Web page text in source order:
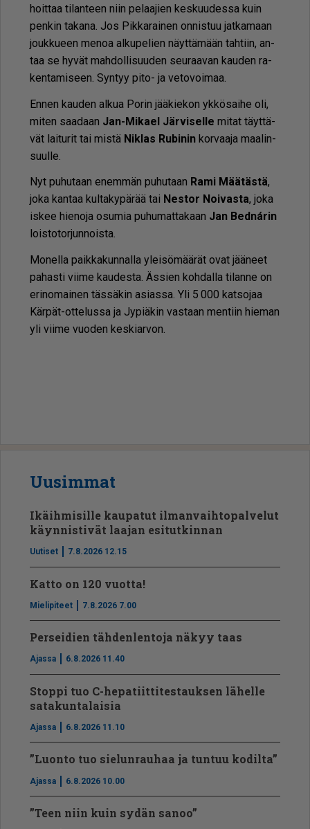
hoit­taa ti­lan­teen niin pe­laa­jien kes­kuu­des­sa kuin
pen­kin ta­ka­na. Jos Pik­ka­rai­nen on­nis­tuu jat­ka­maan
jouk­ku­een me­noa al­ku­pe­lien näyt­tä­mään tah­tiin, an­
taa se hy­vät mah­dol­li­suu­den seu­raa­van kau­den ra­
ken­ta­mi­seen. Syn­tyy pito- ja ve­to­voi­maa.
En­nen kau­den al­kua Po­rin jää­kie­kon yk­kö­sai­he oli,
mi­ten saa­daan Jan-Mi­ka­el Jär­vi­sel­le mi­tat täyt­tä­
vät lai­tu­rit tai mis­tä Nik­las Ru­bi­ninkor­vaa­ja maa­lin­
suul­le.
Nyt pu­hu­taan enem­män pu­hu­taan Rami Mää­täs­tä,
joka kan­taa kul­ta­ky­pä­rää tai Nes­tor Noi­vas­ta, joka
is­kee hie­no­ja osu­mia pu­hu­mat­ta­kaan Jan Bedná­rin
lois­to­tor­jun­nois­ta.
Mo­nel­la paik­ka­kun­nal­la ylei­sö­mää­rät ovat jää­neet
pa­has­ti vii­me kau­des­ta. Äs­sien koh­dal­la ti­lan­ne on
eri­no­mai­nen täs­sä­kin asi­as­sa. Yli 5 000 kat­so­jaa
Kär­pät-ot­te­lus­sa ja Jy­pi­ä­kin vas­taan men­tiin hie­man
yli vii­me vuo­den kes­ki­ar­von.
Uusimmat
Ikäihmisille kaupatut ilmanvaihtopalvelut
käynnistivät laajan esitutkinnan
Uutiset 7.8.2026 12.15
Katto on 120 vuotta!
Mielipiteet 7.8.2026 7.00
Perseidien tähdenlentoja näkyy taas
Ajassa 6.8.2026 11.40
Stoppi tuo C-hepatiit­ti­tes­tauksen lähelle
satakuntalaisia
Ajassa 6.8.2026 11.10
”Luonto tuo sielunrauhaa ja tuntuu kodilta”
Ajassa 6.8.2026 10.00
”Teen niin kuin sydän sanoo”